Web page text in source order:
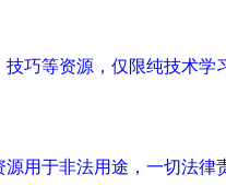
巧等资源，仅限纯技术
源用于非法用途，一切法